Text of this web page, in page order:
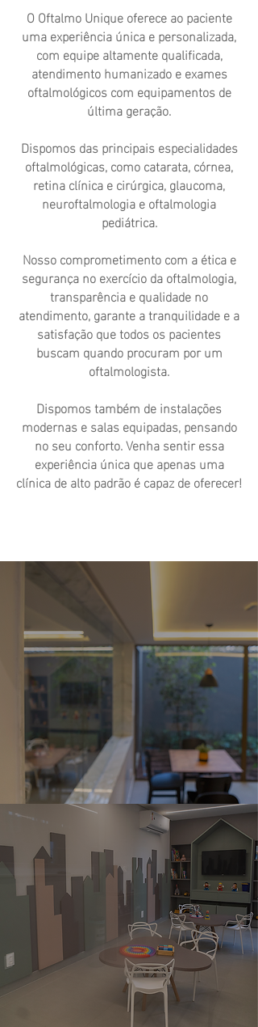
O Oftalmo Unique oferece ao paciente
uma experiência única e personalizada,
com equipe altamente qualificada,
atendimento humanizado e exames
oftalmológicos com equipamentos de
última geração.
Dispomos das principais especialidades
oftalmológicas, como catarata, córnea,
retina clínica e cirúrgica, glaucoma,
neuroftalmologia e oftalmologia
pediátrica.
Nosso comprometimento com a ética e
segurança no exercício da oftalmologia,
transparência e qualidade no
atendimento, garante a tranquilidade e a
satisfação que todos os pacientes
buscam quando procuram por um
oftalmologista.
Dispomos também de instalações
modernas e salas equipadas, pensando
no seu conforto. Venha sentir essa
experiência única que apenas uma
clínica de alto padrão é capaz de oferecer!